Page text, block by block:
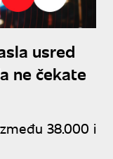
usred
ne čekate
38.000 i